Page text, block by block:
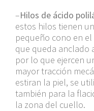
–Hilos de ácido
estos hilos tienen un
pequeño cono en el
que queda anclado
por lo que ejercen
mayor tracción
estiran la piel, se
también para la
la zona del cuello.